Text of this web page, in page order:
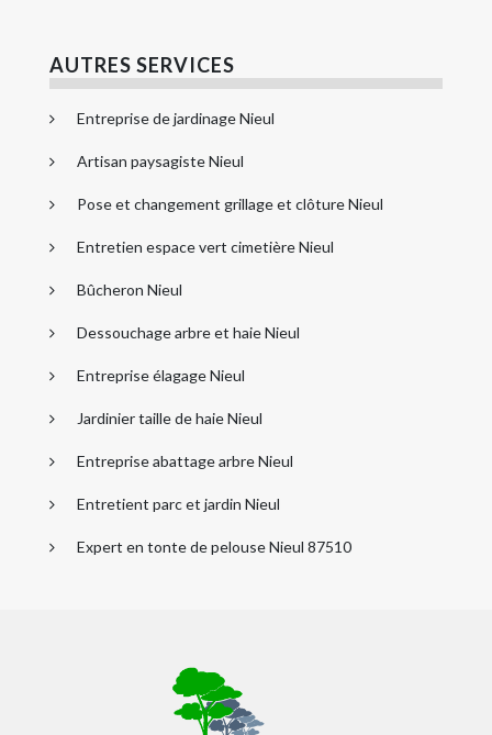
AUTRES SERVICES
Entreprise de jardinage Nieul
Artisan paysagiste Nieul
Pose et changement grillage et clôture Nieul
Entretien espace vert cimetière Nieul
Bûcheron Nieul
Dessouchage arbre et haie Nieul
Entreprise élagage Nieul
Jardinier taille de haie Nieul
Entreprise abattage arbre Nieul
Entretient parc et jardin Nieul
Expert en tonte de pelouse Nieul 87510